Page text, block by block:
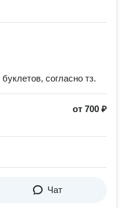
согласно тз.
от 700 ₽
Чат